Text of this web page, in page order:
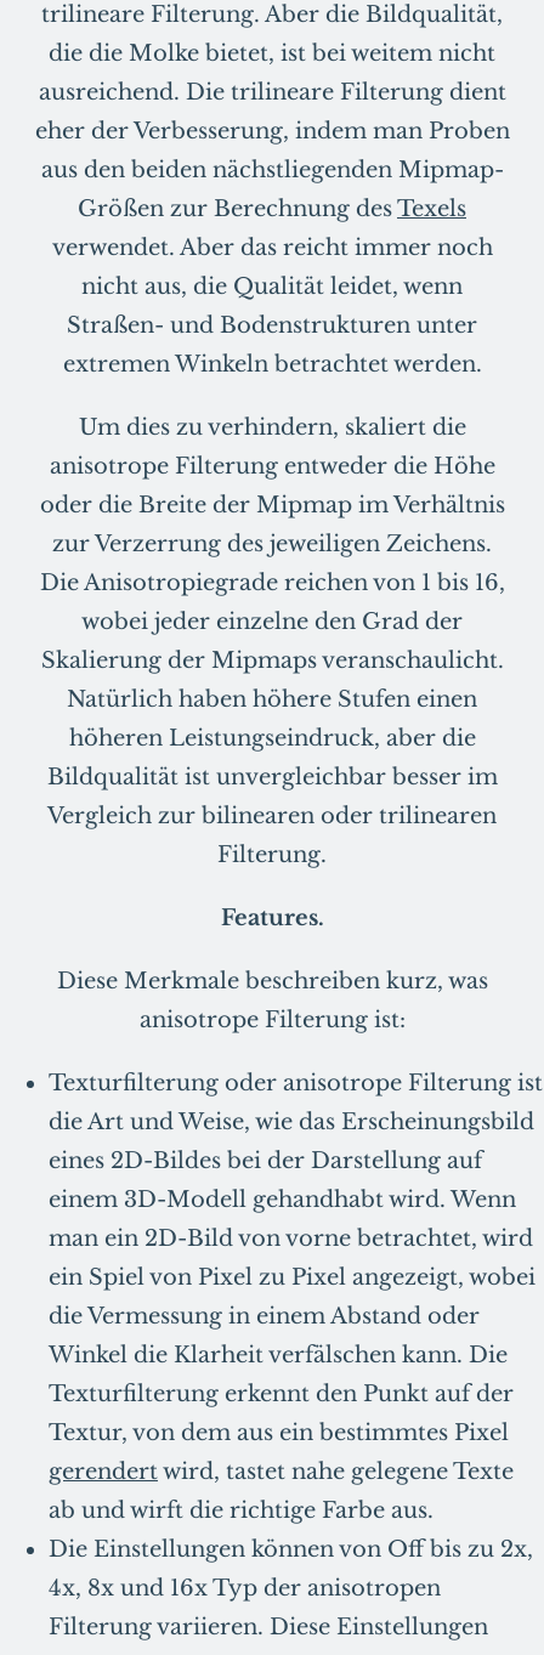
trilineare Filterung. Aber die Bildqualität,
die die Molke bietet, ist bei weitem nicht
ausreichend. Die trilineare Filterung dient
eher der Verbesserung, indem man Proben
aus den beiden nächstliegenden Mipmap-
Größen zur Berechnung desTexels
verwendet. Aber das reicht immer noch
nicht aus, die Qualität leidet, wenn
Straßen- und Bodenstrukturen unter
extremen Winkeln betrachtet werden.
Um dies zu verhindern, skaliert die
anisotrope Filterung entweder die Höhe
oder die Breite der Mipmap im Verhältnis
zur Verzerrung des jeweiligen Zeichens.
Die Anisotropiegrade reichen von 1 bis 16,
wobei jeder einzelne den Grad der
Skalierung der Mipmaps veranschaulicht.
Natürlich haben höhere Stufen einen
höheren Leistungseindruck, aber die
Bildqualität ist unvergleichbar besser im
Vergleich zur bilinearen oder trilinearen
Filterung.
Features.
Diese Merkmale beschreiben kurz, was
anisotrope Filterung ist:
Texturfilterung oder anisotrope Filterung ist
die Art und Weise, wie das Erscheinungsbild
eines 2D-Bildes bei der Darstellung auf
einem 3D-Modell gehandhabt wird. Wenn
man ein 2D-Bild von vorne betrachtet, wird
ein Spiel von Pixel zu Pixel angezeigt, wobei
die Vermessung in einem Abstand oder
Winkel die Klarheit verfälschen kann. Die
Texturfilterung erkennt den Punkt auf der
Textur, von dem aus ein bestimmtes Pixel
gerendertwird, tastet nahe gelegene Texte
ab und wirft die richtige Farbe aus.
Die Einstellungen können von Off bis zu 2x,
4x, 8x und 16x Typ der anisotropen
Filterung variieren. Diese Einstellungen